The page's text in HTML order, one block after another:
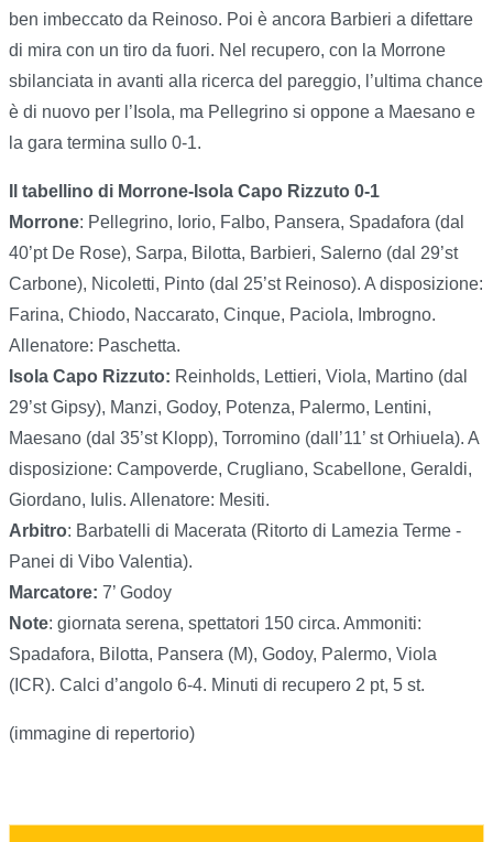
ben imbeccato da Reinoso. Poi è ancora Barbieri a difettare
di mira con un tiro da fuori. Nel recupero, con la Morrone
sbilanciata in avanti alla ricerca del pareggio, l’ultima chance
è di nuovo per l’Isola, ma Pellegrino si oppone a Maesano e
la gara termina sullo 0-1.
Il tabellino di Morrone-Isola Capo Rizzuto 0-1
Morrone: Pellegrino, Iorio, Falbo, Pansera, Spadafora (dal
40’pt De Rose), Sarpa, Bilotta, Barbieri, Salerno (dal 29’st
Carbone), Nicoletti, Pinto (dal 25’st Reinoso). A disposizione:
Farina, Chiodo, Naccarato, Cinque, Paciola, Imbrogno.
Allenatore: Paschetta.
Isola Capo Rizzuto: Reinholds, Lettieri, Viola, Martino (dal
29’st Gipsy), Manzi, Godoy, Potenza, Palermo, Lentini,
Maesano (dal 35’st Klopp), Torromino (dall’11’ st Orhiuela). A
disposizione: Campoverde, Crugliano, Scabellone, Geraldi,
Giordano, Iulis. Allenatore: Mesiti.
Arbitro: Barbatelli di Macerata (Ritorto di Lamezia Terme -
Panei di Vibo Valentia).
Marcatore: 7’ Godoy
Note: giornata serena, spettatori 150 circa. Ammoniti:
Spadafora, Bilotta, Pansera (M), Godoy, Palermo, Viola
(ICR). Calci d’angolo 6-4. Minuti di recupero 2 pt, 5 st.
(immagine di repertorio)